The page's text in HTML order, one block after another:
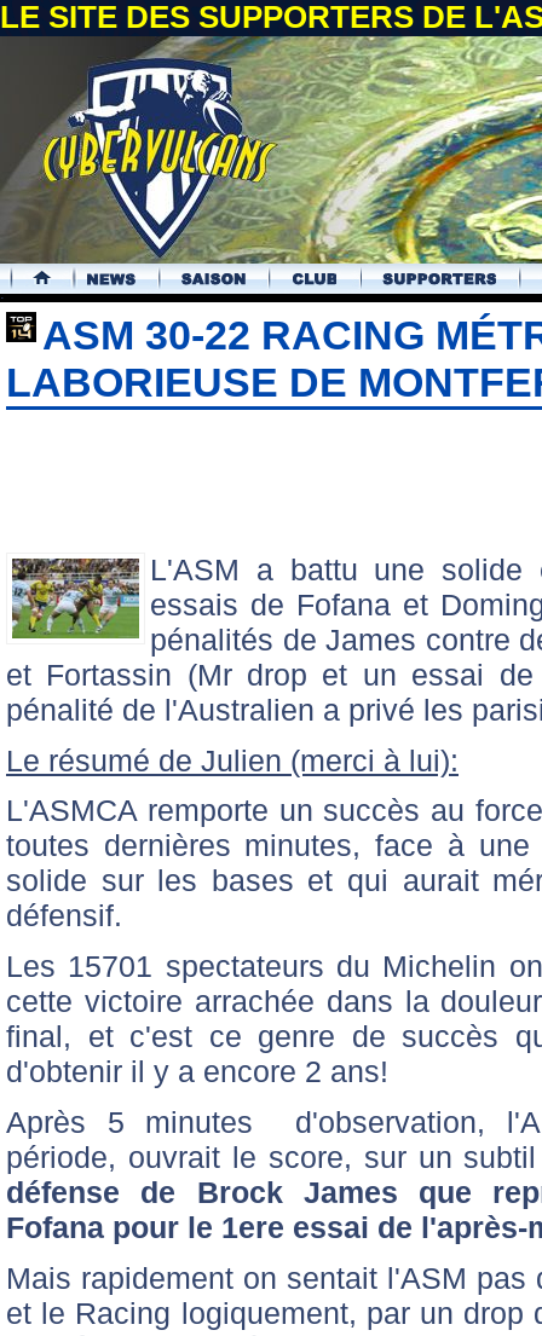
LE SITE DES SUPPORTERS DE
.
ASM 30-22 RACING
LABORIEUSE DE
L'ASM a battu une solide
essais de Fofana et
pénalités de James contre
et Fortassin (Mr drop et un essai
pénalité de l'Australien a privé les
Le résumé de Julien (merci à lui):
L'ASMCA remporte un succès au
toutes dernières minutes, face à
solide sur les bases et qui aurait
défensif.
Les 15701 spectateurs du Michelin
cette victoire arrachée dans la
final, et c'est ce genre de succès
d'obtenir il y a encore 2 ans!
Après 5 minutes d'observation,
période, ouvrait le score, sur un
défense de Brock James que
Fofana pour le 1ere essai de l'après-
Mais rapidement on sentait l'ASM
et le Racing logiquement, par un drop